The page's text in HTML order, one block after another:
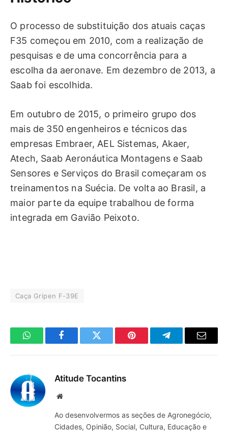
O processo de substituição dos atuais caças
F35 começou em 2010, com a realização de
pesquisas e de uma concorrência para a
escolha da aeronave. Em dezembro de 2013, a
Saab foi escolhida.
Em outubro de 2015, o primeiro grupo dos
mais de 350 engenheiros e técnicos das
empresas Embraer, AEL Sistemas, Akaer,
Atech, Saab Aeronáutica Montagens e Saab
Sensores e Serviços do Brasil começaram os
treinamentos na Suécia. De volta ao Brasil, a
maior parte da equipe trabalhou de forma
integrada em Gavião Peixoto.
Caça Gripen F-39E
WhatsAppFacebookTwitter Pinterest TelegramaE-
Atitude Tocantins
Site
Ao desenvolvermos as seções de Agronegócio,
Cidades, Opinião, Social, Cultura, Educação e